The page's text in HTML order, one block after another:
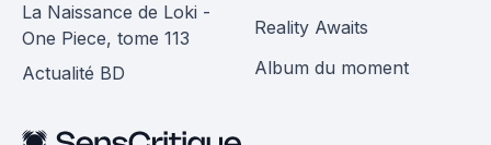
La Naissance de Loki -
One Piece, tome 113
Actualité BD
Reality Awaits
Album du moment